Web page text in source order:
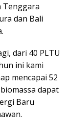
Tenggara
dan Bali
dari 40 PLTU
ini kami
mencapai 52
dapat
Baru